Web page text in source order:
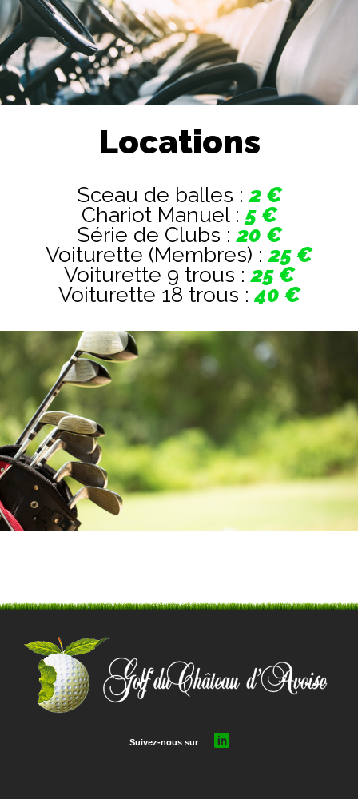
Locations
Sceau de balles :2 €
Chariot Manuel : 5 €
Série de Clubs :20 €
Voiturette (Membres) : 25 €
Voiturette 9 trous :25 €
Voiturette 18 trous :40 €